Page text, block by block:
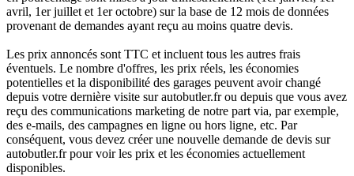
avril, 1er juillet et 1er octobre) sur la base de 12 mois de données
provenant de demandes ayant reçu au moins quatre devis.
Les prix annoncés sont TTC et incluent tous les autres frais
éventuels. Le nombre d'offres, les prix réels, les économies
potentielles et la disponibilité des garages peuvent avoir changé
depuis votre dernière visite sur autobutler.fr ou depuis que vous avez
reçu des communications marketing de notre part via, par exemple,
des e-mails, des campagnes en ligne ou hors ligne, etc. Par
conséquent, vous devez créer une nouvelle demande de devis sur
autobutler.fr pour voir les prix et les économies actuellement
disponibles.